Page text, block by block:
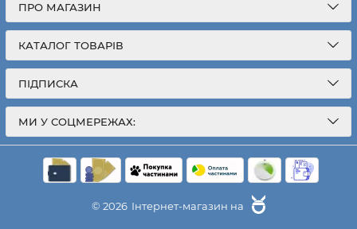
ПРО МАГАЗИН
КАТАЛОГ ТОВАРІВ
ПІДПИСКА
МИ У СОЦМЕРЕЖАХ:
© 2026 Інтернет-магазин на